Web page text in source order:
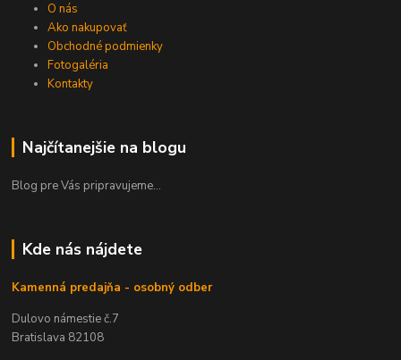
O nás
Ako nakupovať
Obchodné podmienky
Fotogaléria
Kontakty
Najčítanejšie na blogu
Blog pre Vás pripravujeme...
Kde nás nájdete
Kamenná predajňa - osobný odber
Dulovo námestie č.7
Bratislava 82108